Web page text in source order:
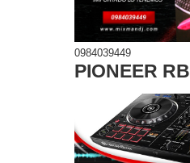
0984039449
PIONEER RB